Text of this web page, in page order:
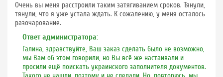
Очень вы меня расстроили таким затягиванием сроков. Тянули,
тянули, что я уже устала ждать. К сожалению, у меня осталось
разочарование.
Ответ администратора:
Галина, здравствуйте, Ваш заказ сделать было не возможно,
мы Вам об этом говорили, но Вы всё же настаивали и
просили ещё поискать украинского заполнителя документов.